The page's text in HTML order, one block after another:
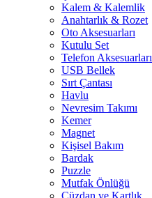
Kalem & Kalemlik
Anahtarlık & Rozet
Oto Aksesuarları
Kutulu Set
Telefon Aksesuarları
USB Bellek
Sırt Çantası
Havlu
Nevresim Takımı
Kemer
Magnet
Kişisel Bakım
Bardak
Puzzle
Mutfak Önlüğü
Cüzdan ve Kartlık